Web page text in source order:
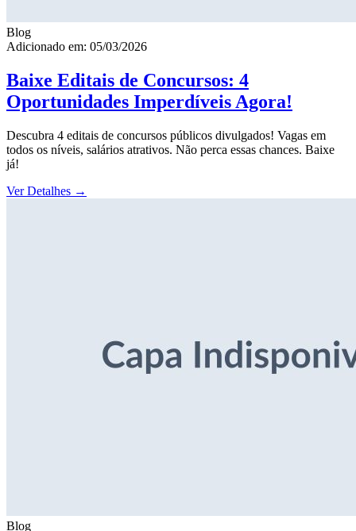
Blog
Adicionado em: 05/03/2026
Baixe Editais de Concursos: 4
Oportunidades Imperdíveis Agora!
Descubra 4 editais de concursos públicos divulgados! Vagas em
todos os níveis, salários atrativos. Não perca essas chances. Baixe
já!
Ver Detalhes →
Blog